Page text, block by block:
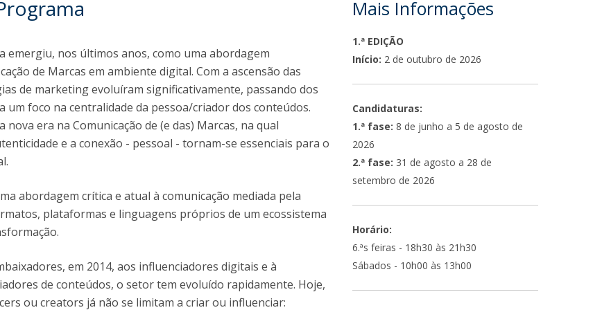
MYFCH Doutoramentos
emergiu, nos últimos anos, como uma abordagem
de Marcas em ambiente digital. Com a ascensão das
de marketing evoluíram significativamente, passando dos
um foco na centralidade da pessoa/criador dos conteúdos.
nova era na Comunicação de (e das) Marcas, na qual
e a conexão - pessoal - tornam-se essenciais para o
abordagem crítica e atual à comunicação mediada pela
plataformas e linguagens próprios de um ecossistema
em 2014, aos influenciadores digitais e à
de conteúdos, o setor tem evoluído rapidamente. Hoje,
ou creators já não se limitam a criar ou influenciar:
Mais Informações
1.ª EDIÇÃO
Início: 2 de outubro de 2026
Candidaturas:
1.ª fase:8 de junho a 5 de agosto de
2026
2.ª fase: 31 de agosto a 28 de
setembro de 2026
Horário:
6.ªs feiras - 18h30 às 21h30
Sábados - 10h00 às 13h00